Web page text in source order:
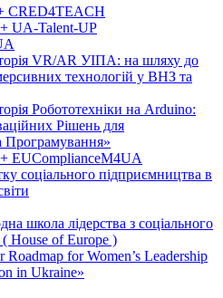
CRED4TEACH
UA-Talent-UP
VR/AR УІПА: на шляху до
технологій у ВНЗ та
Робототехніки на Arduino:
Рішень для
Програмування»
EUComplianceM4UA
соціального підприємництва в
школа лідерства з соціального
House of Europe )
Roadmap for Women’s Leadership
in Ukraine»